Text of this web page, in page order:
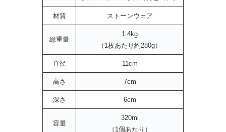
材質 ストーンウェア
総重量
1.4kg
（1枚あたり約280g）
直径 11cm
高さ 7cm
深さ 6cm
容量
320ml
（1個あたり）